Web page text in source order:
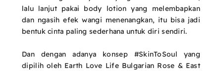
lalu lanjut pakai body lotion yang melembapkan
dan ngasih efek wangi menenangkan, itu bisa jadi
bentuk cinta paling sederhana untuk diri sendiri.
Dan dengan adanya konsep #SkinToSoul yang
dipilih oleh Earth Love Life Bulgarian Rose & East